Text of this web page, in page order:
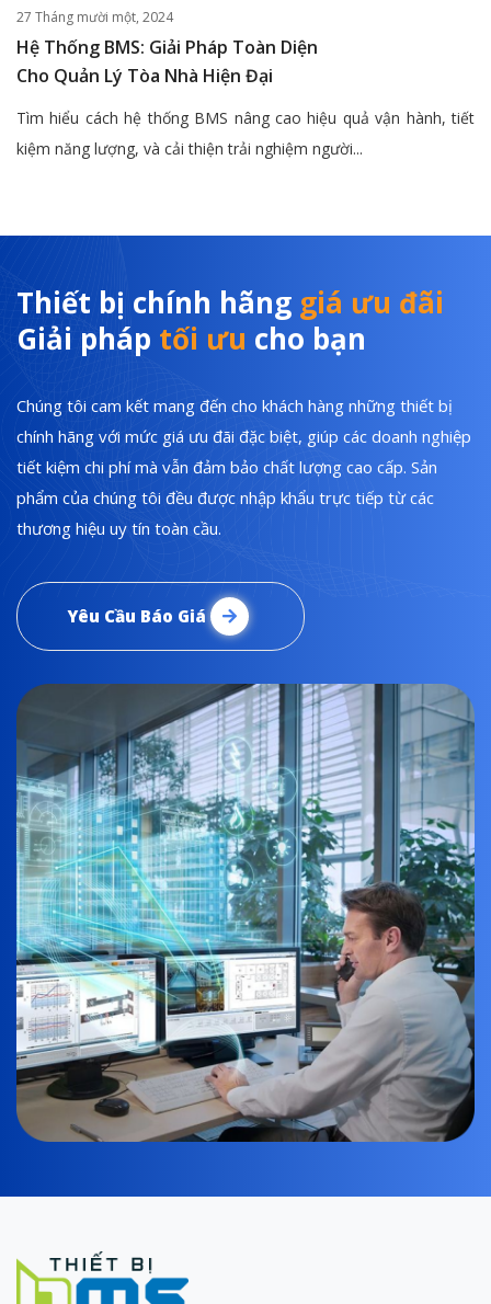
27 Tháng mười một, 2024
Hệ Thống BMS: Giải Pháp Toàn Diện
Cho Quản Lý Tòa Nhà Hiện Đại
Tìm hiểu cách hệ thống BMS nâng cao hiệu quả vận hành, tiết
kiệm năng lượng, và cải thiện trải nghiệm người...
Thiết bị chính hãng giá ưu đãi
Giải pháp tối ưu cho bạn
Chúng tôi cam kết mang đến cho khách hàng những thiết bị
chính hãng với mức giá ưu đãi đặc biệt, giúp các doanh nghiệp
tiết kiệm chi phí mà vẫn đảm bảo chất lượng cao cấp. Sản
phẩm của chúng tôi đều được nhập khẩu trực tiếp từ các
thương hiệu uy tín toàn cầu.
Yêu Cầu Báo Giá